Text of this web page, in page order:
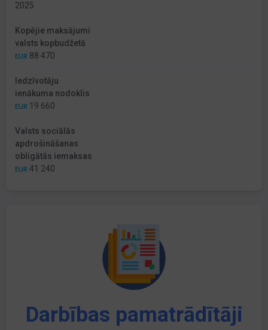
2025
Kopējie maksājumi
valsts kopbudžetā
EUR 88 470
Iedzīvotāju
ienākuma nodoklis
EUR 19 660
Valsts sociālās
apdrošināšanas
obligātās iemaksas
EUR 41 240
Darbības pamatrādītāji